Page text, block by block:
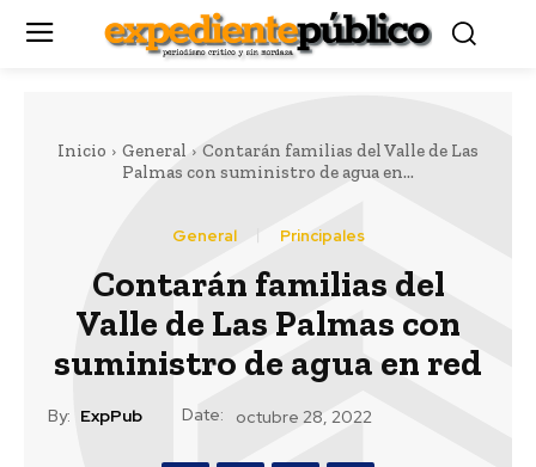
Inicio General
Contarán familias del Valle de Las
Palmas con suministro de agua en...
General Principales
Contarán familias del
Valle de Las Palmas con
suministro de agua en red
By: ExpPub Date: octubre 28, 2022